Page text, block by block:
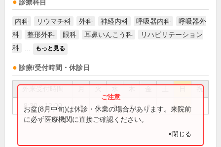
診療科目
内科 リウマチ科 外科 神経内科 呼吸器内科
呼吸器外
科
整形外科 眼科 耳鼻いんこう科
リハビリテーション
科
もっと見る
診療/受付時間・休診日
祝
8:30～12:00 ● ● ● ● ●
お盆(8月中旬)は休診・休業の場合があります。来院前
に必ず医療機関に直接ご確認ください。
×閉じる